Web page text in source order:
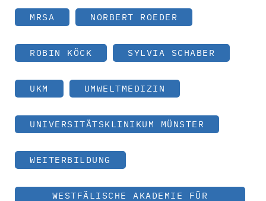
MRSA NORBERT ROEDER
ROBIN KÖCK SYLVIA SCHABER
UKM UMWELTMEDIZIN
UNIVERSITÄTSKLINIKUM MÜNSTER
WEITERBILDUNG
WESTFÄLISCHE AKADEMIE FÜR